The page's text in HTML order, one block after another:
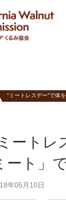
“ミートレスデー”で体
ートレ
ート」
年05月10日